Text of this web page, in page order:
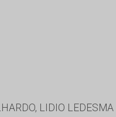
LIDIO LEDESMA